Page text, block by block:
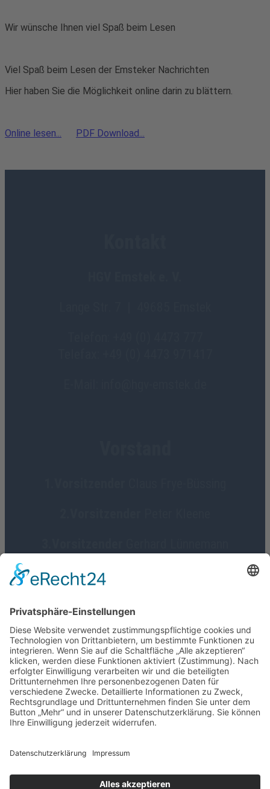
Wir wünsche Ihnen viel Spaß beim Lesen
Viel Spaß beim Lesen der Emsteker Nachrichten
Hier haben Sie die Möglichkeit online darin zu blättern.
Online lesen... PDF Download...
Geschäftsführerin
Social Media
HGV Emstek on Facebook
Impressum
Datenschutz